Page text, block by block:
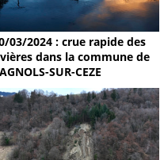
03/2024 : crue rapide des
dans la commune de
SUR-CEZE